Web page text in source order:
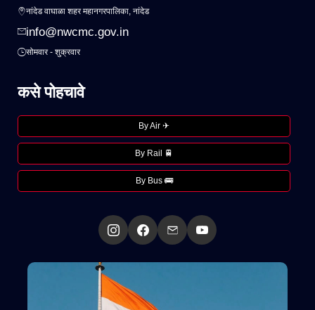
नांदेड वाघाळा शहर महानगरपालिका, नांदेड
info@nwcmc.gov.in
सोमवार - शुक्रवार
कसे पोहचावे
By Air ✈
By Rail 🚆
By Bus 🚌